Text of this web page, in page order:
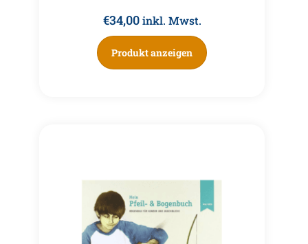
€34,00 inkl. Mwst.
Produkt anzeigen